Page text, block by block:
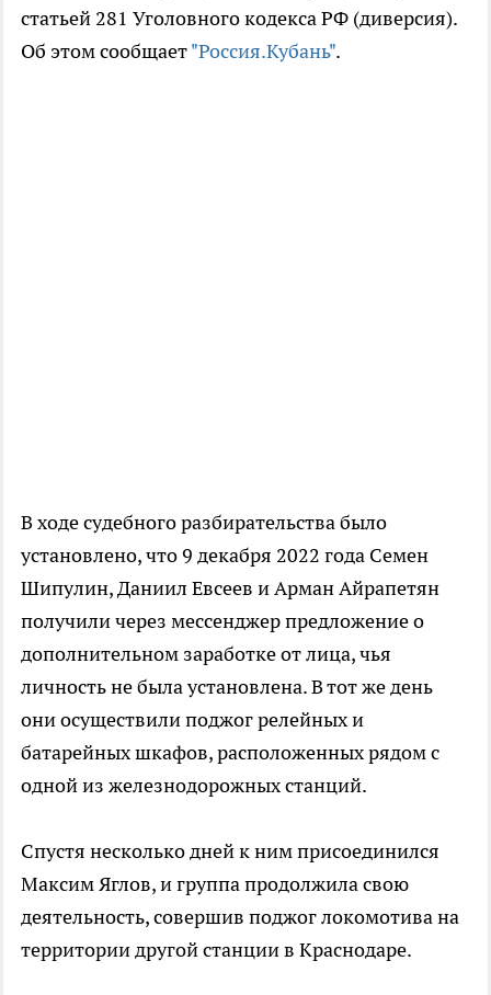
статьей 281 Уголовного кодекса РФ (диверсия).
Об этом сообщает"Россия.Кубань".
В ходе судебного разбирательства было
установлено, что 9 декабря 2022 года Семен
Шипулин, Даниил Евсеев и Арман Айрапетян
получили через мессенджер предложение о
дополнительном заработке от лица, чья
личность не была установлена. В тот же день
они осуществили поджог релейных и
батарейных шкафов, расположенных рядом с
одной из железнодорожных станций.
Спустя несколько дней к ним присоединился
Максим Яглов, и группа продолжила свою
деятельность, совершив поджог локомотива на
территории другой станции в Краснодаре.